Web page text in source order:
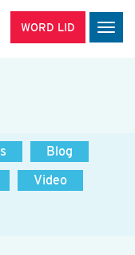
WORD LID
Blog
Video